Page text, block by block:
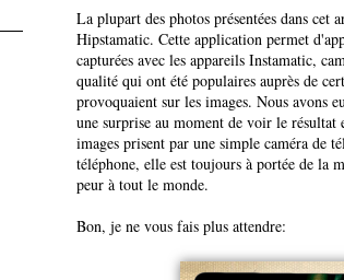
La plupart des photos présentées dans
Hipstamatic. Cette application permet
capturées avec les appareils Instamatic,
qualité qui ont été populaires auprès de
provoquaient sur les images. Nous avons
une surprise au moment de voir le résultat
images prisent par une simple caméra de
téléphone, elle est toujours à portée de la
peur à tout le monde.
Bon, je ne vous fais plus attendre: